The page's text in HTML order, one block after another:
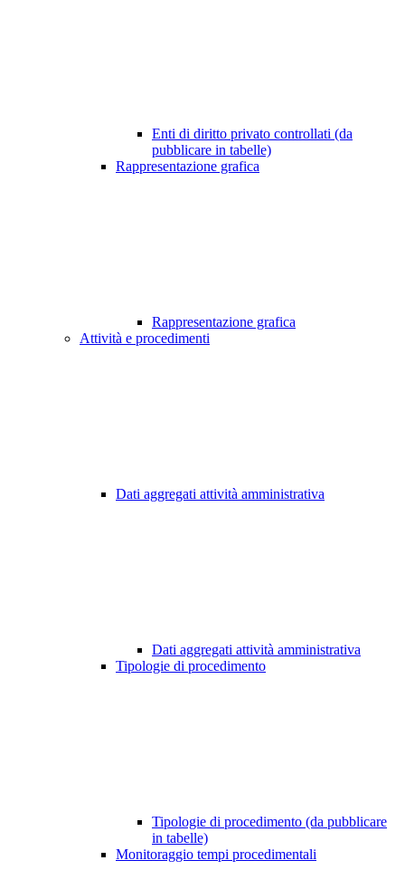
Enti di diritto privato controllati (da
pubblicare in tabelle)
Rappresentazione grafica
Rappresentazione grafica
Attività e procedimenti
Dati aggregati attività amministrativa
Dati aggregati attività amministrativa
Tipologie di procedimento
Tipologie di procedimento (da pubblicare
in tabelle)
Monitoraggio tempi procedimentali